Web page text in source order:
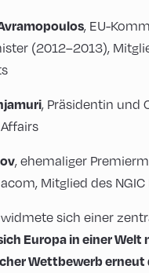
, EU-
(2012–2013),
, Präsidentin und
, ehemaliger
Mitglied des NGIC
widmete sich einer
Europa in einer
Wettbewerb